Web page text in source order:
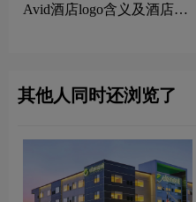
‌Avid酒店logo含义及酒店品
其他人同时还浏览了